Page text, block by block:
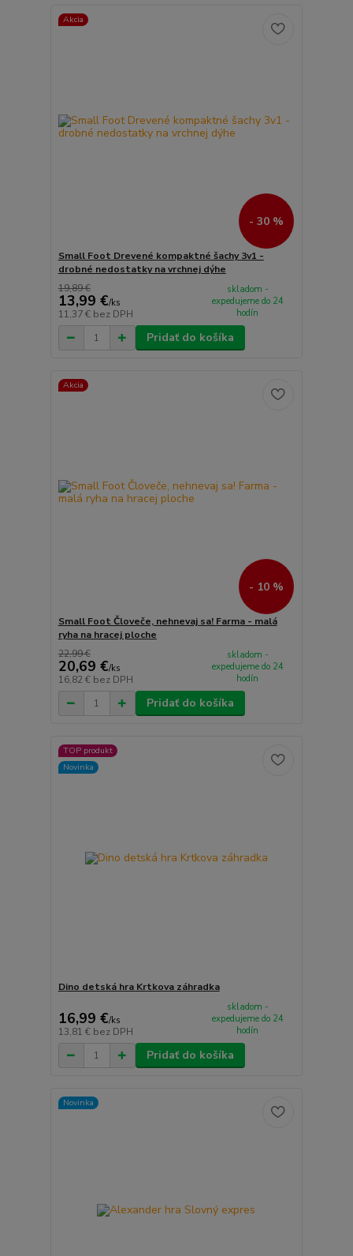
Akcia
- 30 %
Small Foot Drevené kompaktné šachy 3v1 -
drobné nedostatky na vrchnej dýhe
19,89 €
13,99 €/ks
11,37 € bez DPH
skladom -
expedujeme do 24
hodín
Pridať do košíka
Akcia
- 10 %
Small Foot Človeče, nehnevaj sa! Farma - malá
ryha na hracej ploche
22,99 €
20,69 €/ks
16,82 € bez DPH
skladom -
expedujeme do 24
hodín
Pridať do košíka
TOP produkt
Novinka
Dino detská hra Krtkova záhradka
16,99 €/ks
13,81 € bez DPH
skladom -
expedujeme do 24
hodín
Pridať do košíka
Novinka